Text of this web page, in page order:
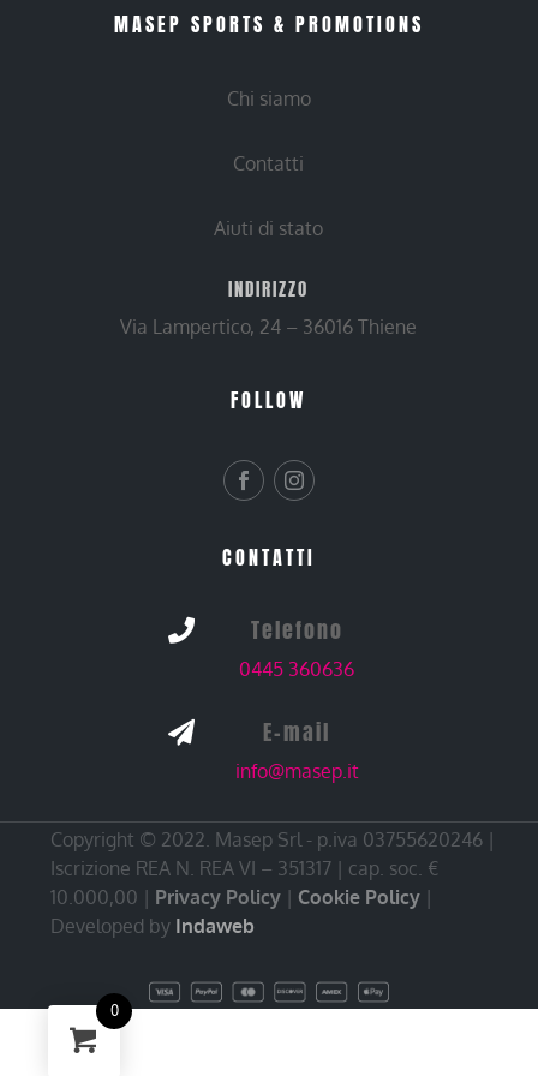
MASEP SPORTS & PROMOTIONS
Chi siamo
Contatti
Aiuti di stato
INDIRIZZO
Via Lampertico, 24 – 36016 Thiene
FOLLOW
CONTATTI
 Telefono
0445 360636
 E-mail
info@masep.it
Copyright © 2022. Masep Srl - p.iva 03755620246 |
Iscrizione REA N. REA VI – 351317 | cap. soc. €
10.000,00 | Privacy Policy | Cookie Policy |
Developed by Indaweb
0